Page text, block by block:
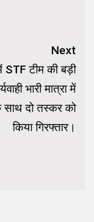
Next
STF टीम की बड़ी
भारी मात्रा में
साथ दो तस्कर को
किया गिरफ्तार।